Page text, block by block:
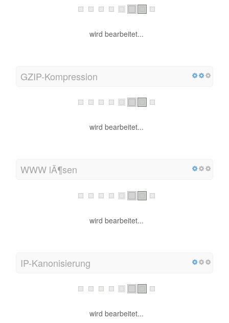
wird bearbeitet...
GZIP-Kompression
wird bearbeitet...
WWW lÃ¶sen
wird bearbeitet...
IP-Kanonisierung
wird bearbeitet...